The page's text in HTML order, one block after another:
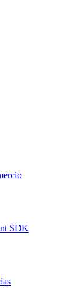
SDK